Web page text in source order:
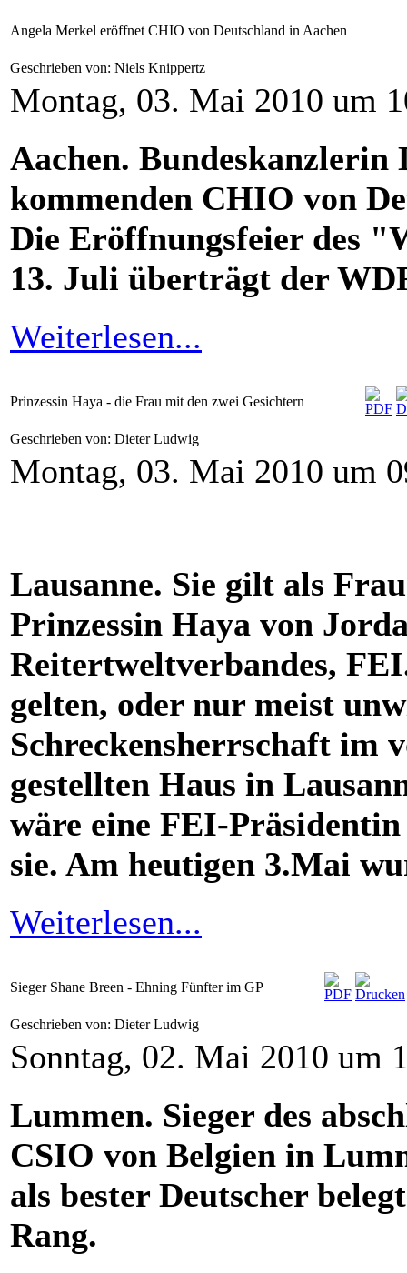
Angela Merkel eröffnet CHIO von Deutschland in Aachen
Geschrieben von: Niels Knippertz
Montag, 03. Mai 2010 um
Aachen. Bundeskanzlerin
kommenden CHIO von
Die Eröffnungsfeier des
13. Juli überträgt der
Weiterlesen...
Prinzessin Haya - die Frau mit den zwei Gesichtern
Geschrieben von: Dieter Ludwig
Montag, 03. Mai 2010 um
Lausanne. Sie gilt als
Prinzessin Haya von
Reitertweltverbandes,
gelten, oder nur meist
Schreckensherrschaft im
gestellten Haus in
wäre eine FEI-Präsidentin
sie. Am heutigen 3.Mai
Weiterlesen...
Sieger Shane Breen - Ehning Fünfter im GP
Geschrieben von: Dieter Ludwig
Sonntag, 02. Mai 2010 um
Lummen. Sieger des
CSIO von Belgien in
als bester Deutscher
Rang.